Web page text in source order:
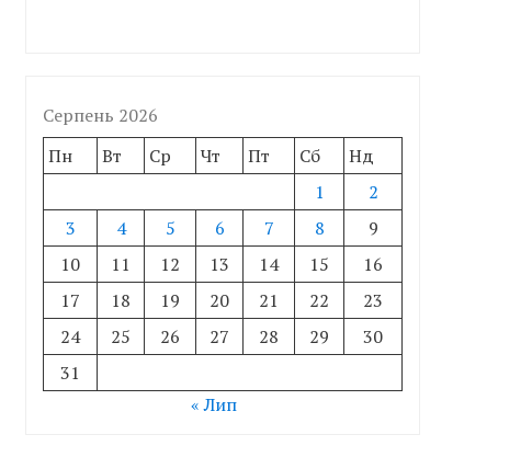
Серпень 2026
Пн
Вт Ср Чт Пт Сб
Нд
1
2
3
4 5 6 7 8
9
10
11 12 13 14 15
16
17
18 19 20 21 22
23
24
25 26 27 28 29
30
31
« Лип